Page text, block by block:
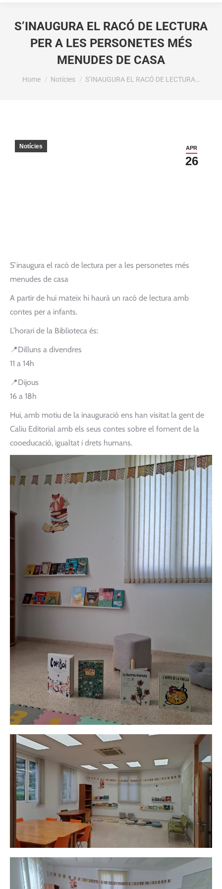
S’INAUGURA EL RACÓ DE LECTURA
PER A LES PERSONETES MÉS
MENUDES DE CASA
You are here:
Home Notícies S’INAUGURA EL RACÓ DE LECTURA…
APR
26
Notícies
S’inaugura el racó de lectura per a les personetes més
menudes de casa
A partir de hui mateix hi haurà un racó de lectura amb
contes per a infants.
L’horari de la Biblioteca és:
📍Dilluns a divendres
11 a 14h
📍Dijous
16 a 18h
Hui, amb motiu de la inauguració ens han visitat la gent de
Caliu Editorial amb els seus contes sobre el foment de la
cooeducació, igualtat i drets humans.